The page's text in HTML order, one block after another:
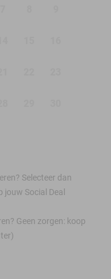
Selecteer dan
jouw Social Deal
Geen zorgen: koop